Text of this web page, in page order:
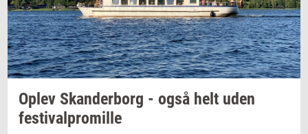
Oplev Skan­der­borg - også helt uden
festi­val­pro­mil­le